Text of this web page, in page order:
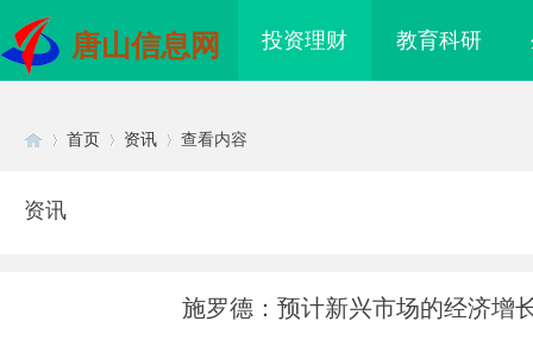
唐山信息网 投资理财 教育科研
首页 资讯 查看内容
资讯
施罗德：预计新兴市场的经济增